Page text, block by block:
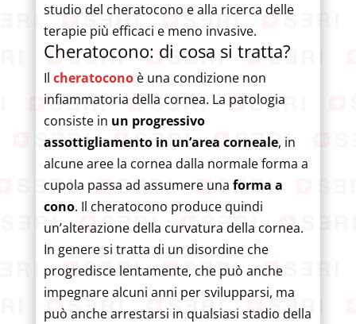
studio del cheratocono e alla ricerca delle
terapie più efficaci e meno invasive.
Cheratocono: di cosa si tratta?
Il cheratoconoè una condizione non
infiammatoria della cornea. La patologia
consiste in un progressivo
assottigliamento in un’area corneale, in
alcune aree la cornea dalla normale forma a
cupola passa ad assumere una forma a
cono. Il cheratocono produce quindi
un’alterazione della curvatura della cornea.
In genere si tratta di un disordine che
progredisce lentamente, che può anche
impegnare alcuni anni per svilupparsi, ma
può anche arrestarsi in qualsiasi stadio della